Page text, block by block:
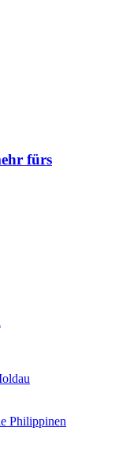
fürs
Philippinen